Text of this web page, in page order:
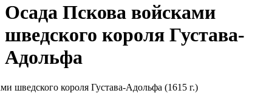
Осада Пскова войсками
шведского короля Густава-
Адольфа